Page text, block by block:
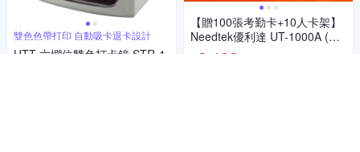
雙色色帶打印 自動吸卡退卡設計
HTT 六欄位雙色打卡鐘 STR-1
【贈100張考勤卡+10人卡架】
Needtek優利達 UT-1000A (黑)
四欄位微電腦打卡鐘
2,488